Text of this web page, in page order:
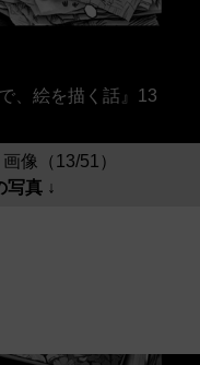
、絵を描く話』13
像（13/51）
写真 ↓